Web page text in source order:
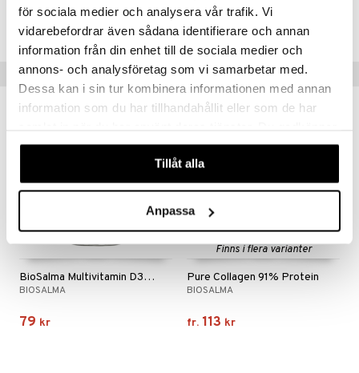
för sociala medier och analysera vår trafik. Vi
vidarebefordrar även sådana identifierare och annan
information från din enhet till de sociala medier och
annons- och analysföretag som vi samarbetar med.
Dessa kan i sin tur kombinera informationen med annan
information som du har tillhandahållit eller som de har
våra cookies vid fortsatt användande av vår webbplats.
Tillåt alla
Anpassa
Lägsta pris senaste 30 dagarna: 148 kr
Tips till dig
BioSalma Multivitamin D3++ Vegan
BIOSALMA
79 kr
Finns i flera varianter
Pure Collagen 91% Protein
BIOSALMA
fr. 113 kr